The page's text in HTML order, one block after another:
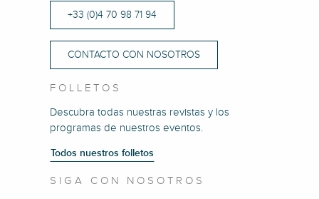
+33 (0)4 70 98 71 94
CONTACTO CON NOSOTROS
FOLLETOS
Descubra todas nuestras revistas y los
programas de nuestros eventos.
Todos nuestros folletos
SIGA CON NOSOTROS